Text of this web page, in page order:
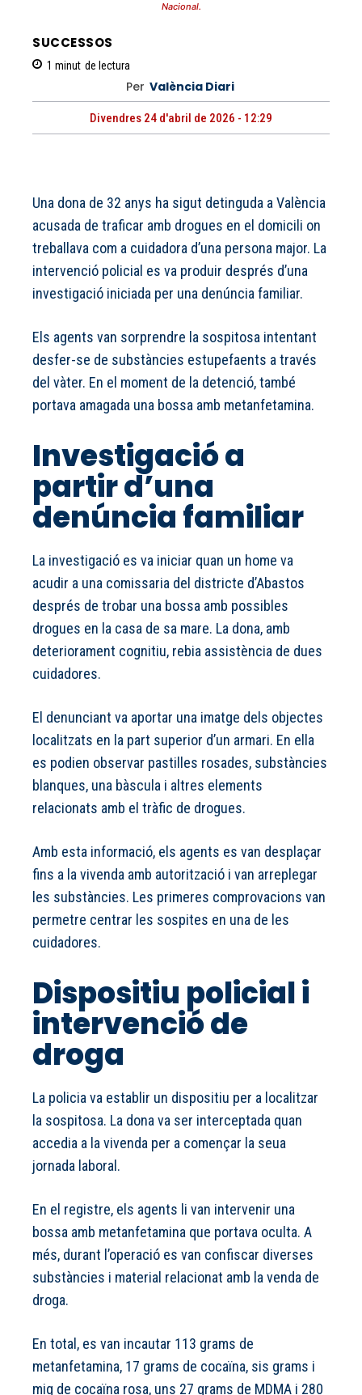
Nacional.
SUCCESSOS
1 minut de lectura
Per València Diari
Divendres 24 d'abril de 2026 - 12:29
Una dona de 32 anys ha sigut detinguda a València
acusada de traficar amb drogues en el domicili on
treballava com a cuidadora d’una persona major. La
intervenció policial es va produir després d’una
investigació iniciada per una denúncia familiar.
Els agents van sorprendre la sospitosa intentant
desfer-se de substàncies estupefaents a través
del vàter. En el moment de la detenció, també
portava amagada una bossa amb metanfetamina.
Investigació a
partir d’una
denúncia familiar
La investigació es va iniciar quan un home va
acudir a una comissaria del districte d’Abastos
després de trobar una bossa amb possibles
drogues en la casa de sa mare. La dona, amb
deteriorament cognitiu, rebia assistència de dues
cuidadores.
El denunciant va aportar una imatge dels objectes
localitzats en la part superior d’un armari. En ella
es podien observar pastilles rosades, substàncies
blanques, una bàscula i altres elements
relacionats amb el tràfic de drogues.
Amb esta informació, els agents es van desplaçar
fins a la vivenda amb autorització i van arreplegar
les substàncies. Les primeres comprovacions van
permetre centrar les sospites en una de les
cuidadores.
Dispositiu policial i
intervenció de
droga
La policia va establir un dispositiu per a localitzar
la sospitosa. La dona va ser interceptada quan
accedia a la vivenda per a començar la seua
jornada laboral.
En el registre, els agents li van intervenir una
bossa amb metanfetamina que portava oculta. A
més, durant l’operació es van confiscar diverses
substàncies i material relacionat amb la venda de
droga.
En total, es van incautar 113 grams de
metanfetamina, 17 grams de cocaïna, sis grams i
mig de cocaïna rosa, uns 27 grams de MDMA i 280